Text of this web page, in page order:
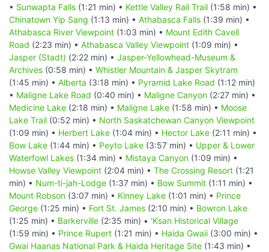
• Sunwapta Falls (1:21 min) • Kettle Valley Rail Trail (1:58 min) •
Chinatown Yip Sang (1:13 min) • Athabasca Falls (1:39 min) •
Athabasca River Viewpoint (1:03 min) • Mount Edith Cavell
Road (2:23 min) • Athabasca Valley Viewpoint (1:09 min) •
Jasper (Stadt) (2:22 min) • Jasper-Yellowhead-Museum &
Archives (0:58 min) • Whistler Mountain & Jasper Skytram
(1:45 min) • Alberta (3:18 min) • Pyramid Lake Road (1:12 min)
• Maligne Lake Road (0:40 min) • Maligne Canyon (2:27 min) •
Medicine Lake (2:18 min) • Maligne Lake (1:58 min) • Moose
Lake Trail (0:52 min) • North Saskatchewan Canyon Viewpoint
(1:09 min) • Herbert Lake (1:04 min) • Hector Lake (2:11 min) •
Bow Lake (1:44 min) • Peyto Lake (3:57 min) • Upper & Lower
Waterfowl Lakes (1:34 min) • Mistaya Canyon (1:09 min) •
Howse Valley Viewpoint (2:04 min) • The Crossing Resort (1:21
min) • Num-ti-jah-Lodge (1:37 min) • Bow Summit (1:11 min) •
Mount Robson (3:07 min) • Kinney Lake (1:01 min) • Prince
George (1:25 min) • Fort St. James (2:10 min) • Bowron Lake
(1:25 min) • Barkerville (2:35 min) • 'Ksan Historical Village
(1:59 min) • Prince Rupert (1:21 min) • Haida Gwaii (3:00 min) •
Gwai Haanas National Park & Haida Heritage Site (1:43 min) •